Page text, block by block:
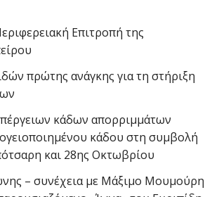
Επιτροπή της
πρώτης ανάγκης για τη στήριξη
κάδων απορριμμάτων
κάδου στη συμβολή
και 28ης Οκτωβρίου
– συνέχεια με Μάξιμο Μουμούρη